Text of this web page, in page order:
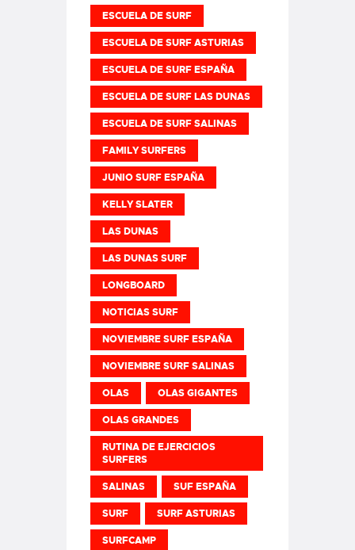
ESCUELA DE SURF
ESCUELA DE SURF ASTURIAS
ESCUELA DE SURF ESPAÑA
ESCUELA DE SURF LAS DUNAS
ESCUELA DE SURF SALINAS
FAMILY SURFERS
JUNIO SURF ESPAÑA
KELLY SLATER
LAS DUNAS
LAS DUNAS SURF
LONGBOARD
NOTICIAS SURF
NOVIEMBRE SURF ESPAÑA
NOVIEMBRE SURF SALINAS
OLAS OLAS GIGANTES
OLAS GRANDES
RUTINA DE EJERCICIOS
SURFERS
SALINAS SUF ESPAÑA
SURF SURF ASTURIAS
SURFCAMP